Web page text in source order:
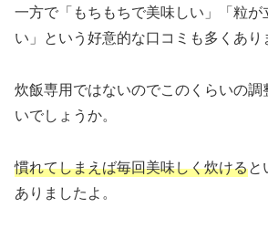
一方で「もちもちで美味しい」「粒
い」という好意的な口コミも多くあり
炊飯専用ではないのでこのくらいの
いでしょうか。
慣れてしまえば毎回美味しく炊けると
ありましたよ。